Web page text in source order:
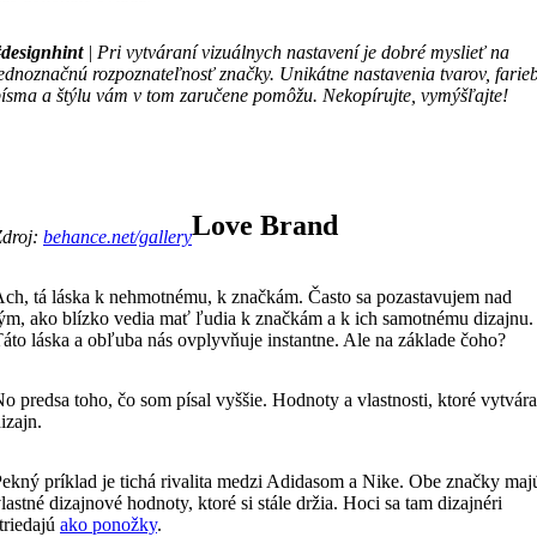
| Pri vytváraní vizuálnych nastavení je dobré myslieť na
rozpoznateľnosť značky. Unikátne nastavenia tvarov,
a štýlu vám v tom zaručene pomôžu. Nekopírujte, vymýšľajte!
behance.net/galleryLove Brand
tá láska k nehmotnému, k značkám. Často sa pozastavujem nad
ako blízko vedia mať ľudia k značkám a k ich samotnému dizajnu.
láska a obľuba nás ovplyvňuje instantne. Ale na základe čoho?
predsa toho, čo som písal vyššie. Hodnoty a vlastnosti, ktoré vytvára
príklad je tichá rivalita medzi Adidasom a Nike. Obe značky
dizajnové hodnoty, ktoré si stále držia. Hoci sa tam dizajnéri
ako ponožky.